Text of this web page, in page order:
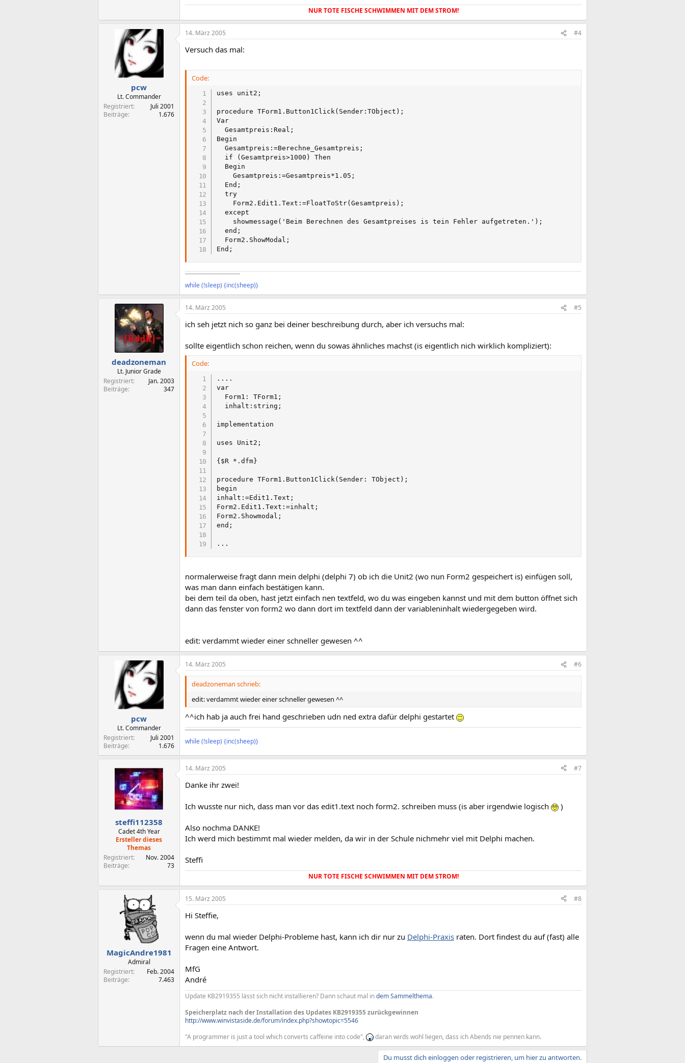
NUR TOTE FISCHE SCHWIMMEN MIT DEM STROM!​
pcw
Lt. Commander
Registriert
Juli 2001
Beiträge
1.676
14. März 2005 #4
Versuch das mal:
Code:
uses unit2;
procedure TForm1.Button1Click(Sender:TObject);
Var
  Gesamtpreis:Real;
Begin
  Gesamtpreis:=Berechne_Gesamtpreis;
  if (Gesamtpreis>1000) Then
  Begin
    Gesamtpreis:=Gesamtpreis*1.05;
  End;
  try
    Form2.Edit1.Text:=FloatToStr(Gesamtpreis);
  except
    showmessage('Beim Berechnen des Gesamtpreises is tein Fehler aufgetreten.');
  end;
  Form2.ShowModal;
End;
¯¯¯¯¯¯¯¯¯¯¯¯¯¯¯¯¯¯
while (!sleep) {inc(sheep)}
deadzoneman
Lt. Junior Grade
Registriert
Jan. 2003
Beiträge
347
14. März 2005 #5
ich seh jetzt nich so ganz bei deiner beschreibung durch, aber ich versuchs mal:
sollte eigentlich schon reichen, wenn du sowas ähnliches machst (is eigentlich nich wirklich kompliziert):
Code:
....
var
  Form1: TForm1;
  inhalt:string;
implementation
uses Unit2;
{$R *.dfm}
procedure TForm1.Button1Click(Sender: TObject);
begin
inhalt:=Edit1.Text;
Form2.Edit1.Text:=inhalt;
Form2.Showmodal;
end;
...
normalerweise fragt dann mein delphi (delphi 7) ob ich die Unit2 (wo nun Form2 gespeichert is) einfügen soll,
was man dann einfach bestätigen kann.
bei dem teil da oben, hast jetzt einfach nen textfeld, wo du was eingeben kannst und mit dem button öffnet sich
dann das fenster von form2 wo dann dort im textfeld dann der variableninhalt wiedergegeben wird.
edit: verdammt wieder einer schneller gewesen ^^
pcw
Lt. Commander
Registriert
Juli 2001
Beiträge
1.676
14. März 2005 #6
deadzoneman schrieb:
edit: verdammt wieder einer schneller gewesen ^^
^^ich hab ja auch frei hand geschrieben udn ned extra dafür delphi gestartet
¯¯¯¯¯¯¯¯¯¯¯¯¯¯¯¯¯¯
while (!sleep) {inc(sheep)}
steffi112358
Cadet 4th Year
Ersteller dieses
Themas
Registriert
Nov. 2004
Beiträge
73
14. März 2005 #7
Danke ihr zwei!
Ich wusste nur nich, dass man vor das edit1.text noch form2. schreiben muss (is aber irgendwie logisch )
Also nochma DANKE!
Ich werd mich bestimmt mal wieder melden, da wir in der Schule nichmehr viel mit Delphi machen.
Steffi
NUR TOTE FISCHE SCHWIMMEN MIT DEM STROM!​
MagicAndre1981
Admiral
Registriert
Feb. 2004
Beiträge
7.463
15. März 2005 #8
Hi Steffie,
wenn du mal wieder Delphi-Probleme hast, kann ich dir nur zu Delphi-Praxis raten. Dort findest du auf (fast) alle
Fragen eine Antwort.
MfG
André
Update KB2919355 lässt sich nicht installieren? Dann schaut mal indem Sammelthema.
Speicherplatz nach der Installation des Updates KB2919355 zurückgewinnen
http://www.winvistaside.de/forum/index.php?showtopic=5546
"A programmer is just a tool which converts caffeine into code",
daran wirds wohl liegen, dass ich Abends nie pennen kann.
Du musst dich einloggen oder registrieren, um hier zu antworten.